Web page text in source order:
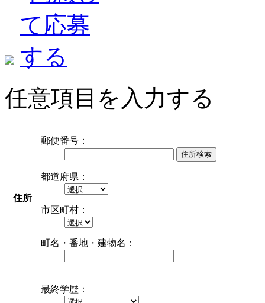
任意項目を入力する
住所
郵便番号：
住所検索
都道府県：
市区町村：
町名・番地・建物名：
最終学歴：